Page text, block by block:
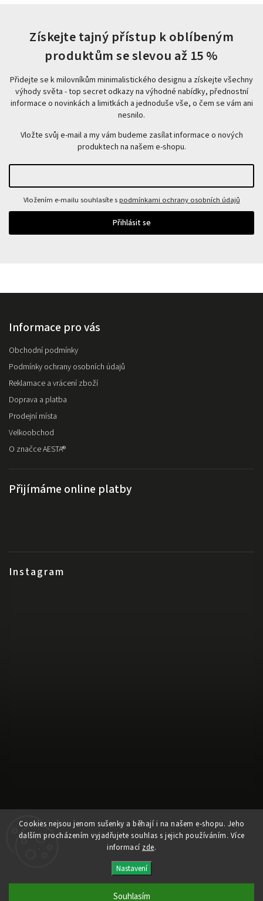
Cookies nejsou jenom sušenky a běhají i na našem e-shopu. Jeho
dalším procházením vyjadřujete souhlas s jejich používáním. Více
informací zde.
Nastavení
Souhlasím
Získejte tajný přístup k oblíbeným
produktům se slevou až 15 %
Přidejte se k milovníkům minimalistického designu a získejte všechny
výhody světa - top secret odkazy na výhodné nabídky, přednostní
informace o novinkách a limitkách a jednoduše vše, o čem se vám ani
nesnilo.
Vložte svůj e-mail a my vám budeme zasílat informace o nových
produktech na našem e-shopu.
Vložením e-mailu souhlasíte spodmínkami ochrany osobních údajů
Přihlásit se
Informace pro vás
Obchodní podmínky
Podmínky ochrany osobních údajů
Reklamace a vrácení zboží
Doprava a platba
Prodejní místa
Velkoobchod
O značce AESTA®
Instagram
Sledovat na Instagramu
Přijímáme online platby
AESTA®. Všechna práva vyhrazena.